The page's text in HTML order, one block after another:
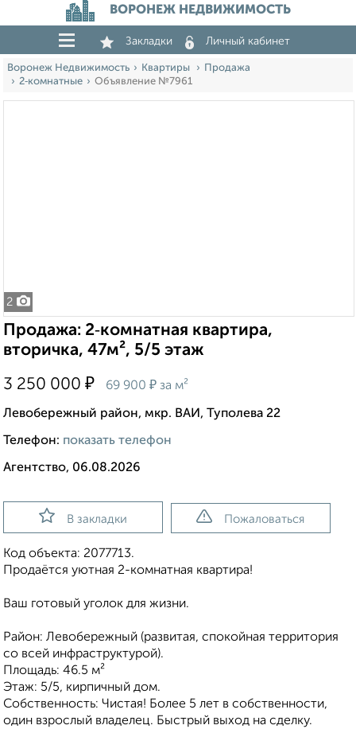
ВОРОНЕЖ НЕДВИЖИМОСТЬ
Закладки Личный кабинет
Воронеж Недвижимость Квартиры
Продажа
2‑комнатные
Объявление №7961
2
Продажа: 2‑комнатная квартира,
вторичка, 47м², 5/5 этаж
3 250 000 ₽ 69 900 ₽ за м²
Левобережный район, мкр. ВАИ, Туполева 22
Телефон: показать телефон
Агентство, 06.08.2026
В закладки Пожаловаться
Код объекта: 2077713.
Продаётся уютная 2-комнатная квартира!
Ваш готовый уголок для жизни.
Район: Левобережный (развитая, спокойная территория
со всей инфраструктурой).
Площадь: 46.5 м²
Этаж: 5/5, кирпичный дом.
Собственность: Чистая! Более 5 лет в собственности,
один взрослый владелец. Быстрый выход на сделку.